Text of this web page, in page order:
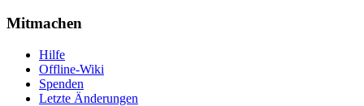
Mitmachen
Hilfe
Offline-Wiki
Spenden
Letzte Änderungen